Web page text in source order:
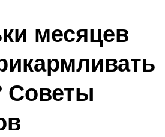
месяцев
Советы